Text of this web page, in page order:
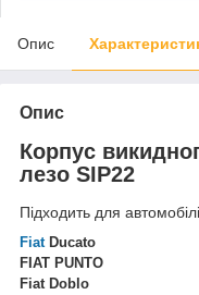
Опис
Опис
Корпус
лезо SIP22
Підходить для
FiatDucato
FIAT PUNTO
Fiat Doblo